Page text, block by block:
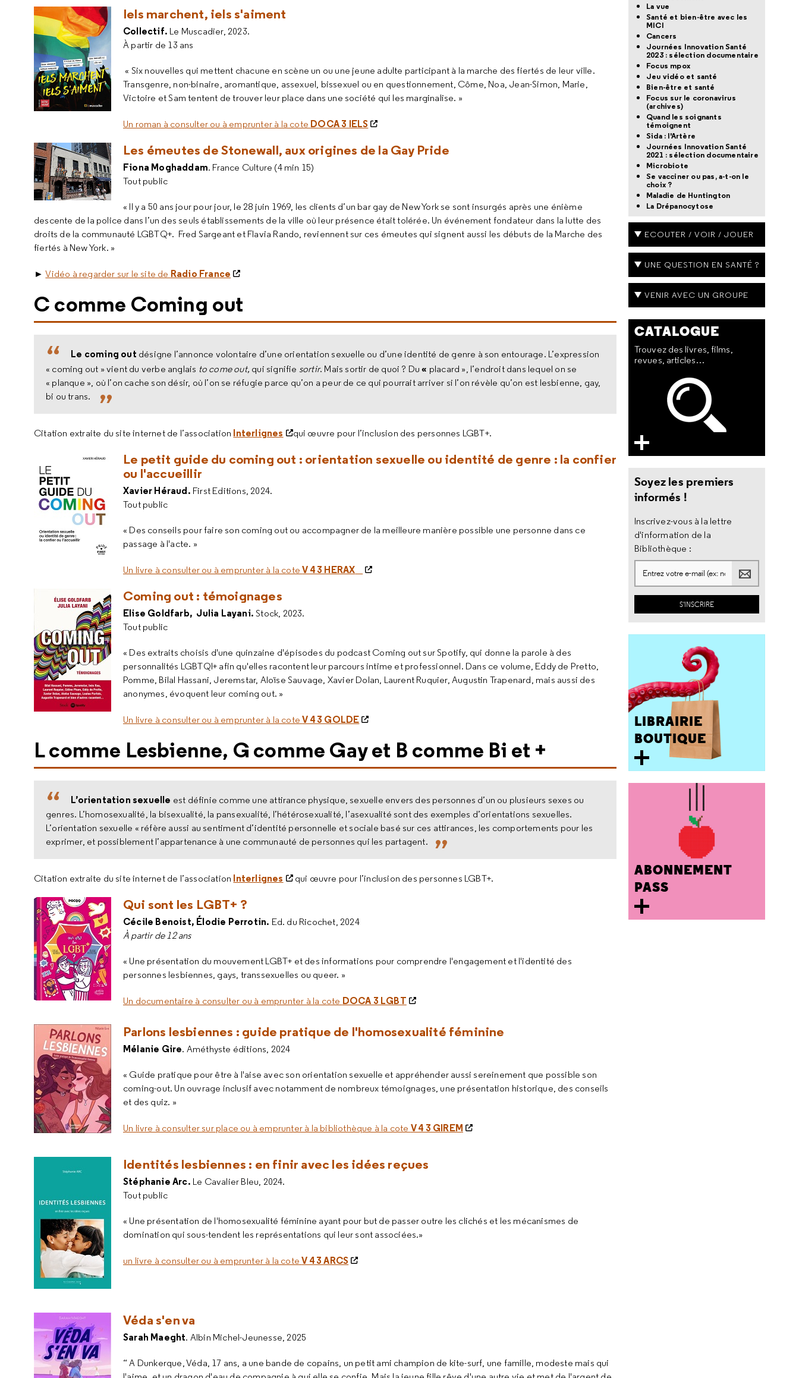
Iels marchent, iels s'aiment
Collectif. Le Muscadier, 2023.
À partir de 13 ans
« Six nouvelles qui mettent chacune en scène un ou une jeune adulte participant à la marche des fiertés de leur ville.
Transgenre, non-binaire, aromantique, assexuel, bissexuel ou en questionnement, Côme, Noa, Jean-Simon, Marie,
Victoire et Sam tentent de trouver leur place dans une société qui les marginalise. »
Un roman à consulter ou à emprunter à la cote DOCA 3 IELS
Les émeutes de Stonewall, aux origines de la Gay Pride
Fiona Moghaddam. France Culture (4 min 15)
Tout public
« Il y a 50 ans jour pour jour, le 28 juin 1969, les clients d’un bar gay de New York se sont insurgés après une énième
descente de la police dans l’un des seuls établissements de la ville où leur présence était tolérée. Un événement fondateur dans la lutte des
droits de la communauté LGBTQ+. Fred Sargeant et Flavia Rando, reviennent sur ces émeutes qui signent aussi les débuts de la Marche des
fiertés à New York. »
►Vidéo à regarder sur le site de Radio France
C comme Coming out
Le coming out désigne l’annonce volontaire d’une orientation sexuelle ou d’une identité de genre à son entourage. L’expression
« coming out » vient du verbe anglais to come out, qui signifie sortir. Mais sortir de quoi ? Du« placard », l’endroit dans lequel on se
« planque », où l’on cache son désir, où l’on se réfugie parce qu’on a peur de ce qui pourrait arriver si l’on révèle qu’on est lesbienne, gay,
bi ou trans.
Citation extraite du site internet de l’association Interlignes qui œuvre pour l’inclusion des personnes LGBT+.
Le petit guide du coming out : orientation sexuelle ou identité de genre : la confier
ou l'accueillir
Xavier Héraud. First Editions, 2024.
Tout public
« Des conseils pour faire son coming out ou accompagner de la meilleure manière possible une personne dans ce
passage à l'acte. »
Un livre à consulter ou à emprunter à la coteV 4 3 HERAX
Coming out : témoignages
Elise Goldfarb, Julia Layani. Stock, 2023.
Tout public
« Des extraits choisis d'une quinzaine d'épisodes du podcast Coming out sur Spotify, qui donne la parole à des
personnalités LGBTQI+ afin qu'elles racontent leur parcours intime et professionnel. Dans ce volume, Eddy de Pretto,
Pomme, Bilal Hassani, Jeremstar, Aloïse Sauvage, Xavier Dolan, Laurent Ruquier, Augustin Trapenard, mais aussi des
anonymes, évoquent leur coming out. »
Un livre à consulter ou à emprunter à la coteV 4 3 GOLDE
L comme Lesbienne, G comme Gay et B comme Bi et +
L’orientation sexuelle est définie comme une attirance physique, sexuelle envers des personnes d’un ou plusieurs sexes ou
genres. L’homosexualité, la bisexualité, la pansexualité, l’hétérosexualité, l’asexualité sont des exemples d’orientations sexuelles.
L’orientation sexuelle « réfère aussi au sentiment d’identité personnelle et sociale basé sur ces attirances, les comportements pour les
exprimer, et possiblement l’appartenance à une communauté de personnes qui les partagent.
Citation extraite du site internet de l’association Interlignes qui œuvre pour l’inclusion des personnes LGBT+.
Qui sont les LGBT+ ?
Cécile Benoist, Élodie Perrotin. Ed. du Ricochet, 2024
À partir de 12 ans
« Une présentation du mouvement LGBT+ et des informations pour comprendre l'engagement et l'identité des
personnes lesbiennes, gays, transsexuelles ou queer. »
Un documentaire à consulter ou à emprunter à la cote DOCA 3 LGBT
Parlons lesbiennes : guide pratique de l'homosexualité féminine
Mélanie Gire. Améthyste éditions, 2024
« Guide pratique pour être à l'aise avec son orientation sexuelle et appréhender aussi sereinement que possible son
coming-out. Un ouvrage inclusif avec notamment de nombreux témoignages, une présentation historique, des conseils
et des quiz. »
Un livre à consulter sur place ou à emprunter à la bibliothèque à la cote V 4 3 GIREM
Identités lesbiennes : en finir avec les idées reçues
Stéphanie Arc. Le Cavalier Bleu, 2024.
Tout public
« Une présentation de l'homosexualité féminine ayant pour but de passer outre les clichés et les mécanismes de
domination qui sous-tendent les représentations qui leur sont associées.»
un livre à consulter ou à emprunter à la coteV 4 3 ARCS
Véda s'en va
Sarah Maeght. Albin Michel-Jeunesse, 2025
“ A Dunkerque, Véda, 17 ans, a une bande de copains, un petit ami champion de kite-surf, une famille, modeste mais qui
La vue
Santé et bien-être avec les
MICI
Cancers
Journées Innovation Santé
2023 : sélection documentaire
Focus mpox
Jeu vidéo et santé
Bien-être et santé
Focus sur le coronavirus
(archives)
Quand les soignants
témoignent
Sida : l'Artère
Journées Innovation Santé
2021 : sélection documentaire
Microbiote
Se vacciner ou pas, a-t-on le
choix ?
Maladie de Huntington
La Drépanocytose
ECOUTER / VOIR / JOUER
UNE QUESTION EN SANTÉ ?
VENIR AVEC UN GROUPE
Soyez les premiers
informés !
Inscrivez-vous à la lettre
d'information de la
Bibliothèque :
CATALOGUE
Trouvez des livres, films,
revues, articles…
LIBRAIRIE
BOUTIQUE
ABONNEMENT
PASS